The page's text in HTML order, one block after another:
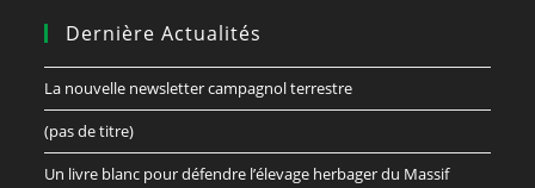
Dernière Actualités
La nouvelle newsletter campagnol terrestre
(pas de titre)
Un livre blanc pour défendre l’élevage herbager du Massif